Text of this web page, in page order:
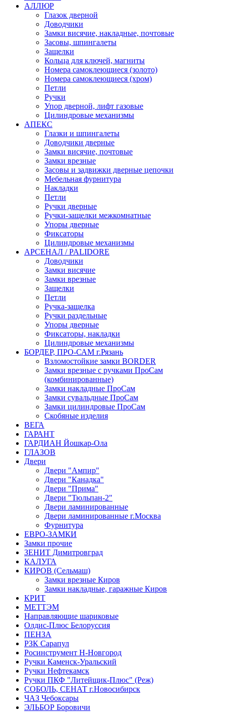
АЛЛЮР
Глазок дверной
Доводчики
Замки висячие, накладные, почтовые
Засовы, шпингалеты
Защелки
Кольца для ключей, магниты
Номера самоклеющиеся (золото)
Номера самоклеющиеся (хром)
Петли
Ручки
Упор дверной, лифт газовые
Цилиндровые механизмы
АПЕКС
Глазки и шпингалеты
Доводчики дверные
Замки висячие, почтовые
Замки врезные
Засовы и задвижки дверные цепочки
Мебельная фурнитура
Накладки
Петли
Ручки дверные
Ручки-защелки межкомнатные
Упоры дверные
Фиксаторы
Цилиндровые механизмы
АРСЕНАЛ / PALIDORE
Доводчики
Замки висячие
Замки врезные
Защелки
Петли
Ручка-защелка
Ручки раздельные
Упоры дверные
Фиксаторы, накладки
Цилиндровые механизмы
БОРДЕР, ПРО-САМ г.Рязань
Взломостойкие замки BORDER
Замки врезные с ручками ПроСам
(комбинированные)
Замки накладные ПроСам
Замки сувальдные ПроСам
Замки цилиндровые ПроСам
Скобяные изделия
ВЕГА
ГАРАНТ
ГАРДИАН Йошкар-Ола
ГЛАЗОВ
Двери
Двери "Ампир"
Двери "Канадка"
Двери "Прима"
Двери "Тюльпан-2"
Двери ламинированные
Двери ламинированные г.Москва
Фурнитура
ЕВРО-ЗАМКИ
Замки прочие
ЗЕНИТ Димитровград
КАЛУГА
КИРОВ (Сельмаш)
Замки врезные Киров
Замки накладные, гаражные Киров
КРИТ
МЕТТЭМ
Направляющие шариковые
Олдис-Плюс Белоруссия
ПЕНЗА
РЗК Сарапул
Росинструмент Н-Новгород
Ручки Каменск-Уральский
Ручки Нефтекамск
Ручки ПКФ "Литейщик-Плюс" (Реж)
СОБОЛЬ, СЕНАТ г.Новосибирск
ЧАЗ Чебоксары
ЭЛЬБОР Боровичи